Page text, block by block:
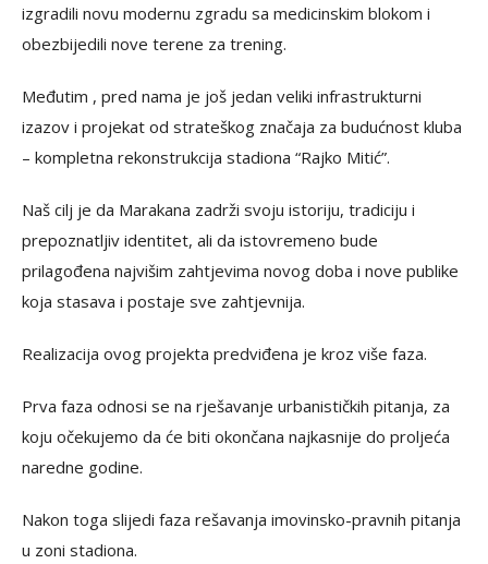
izgradili novu modernu zgradu sa medicinskim blokom i
obezbijedili nove terene za trening.
Međutim , pred nama je još jedan veliki infrastrukturni
izazov i projekat od strateškog značaja za budućnost kluba
– kompletna rekonstrukcija stadiona “Rajko Mitić”.
Naš cilj je da Marakana zadrži svoju istoriju, tradiciju i
prepoznatljiv identitet, ali da istovremeno bude
prilagođena najvišim zahtjevima novog doba i nove publike
koja stasava i postaje sve zahtjevnija.
Realizacija ovog projekta predviđena je kroz više faza.
Prva faza odnosi se na rješavanje urbanističkih pitanja, za
koju očekujemo da će biti okončana najkasnije do proljeća
naredne godine.
Nakon toga slijedi faza rešavanja imovinsko-pravnih pitanja
u zoni stadiona.